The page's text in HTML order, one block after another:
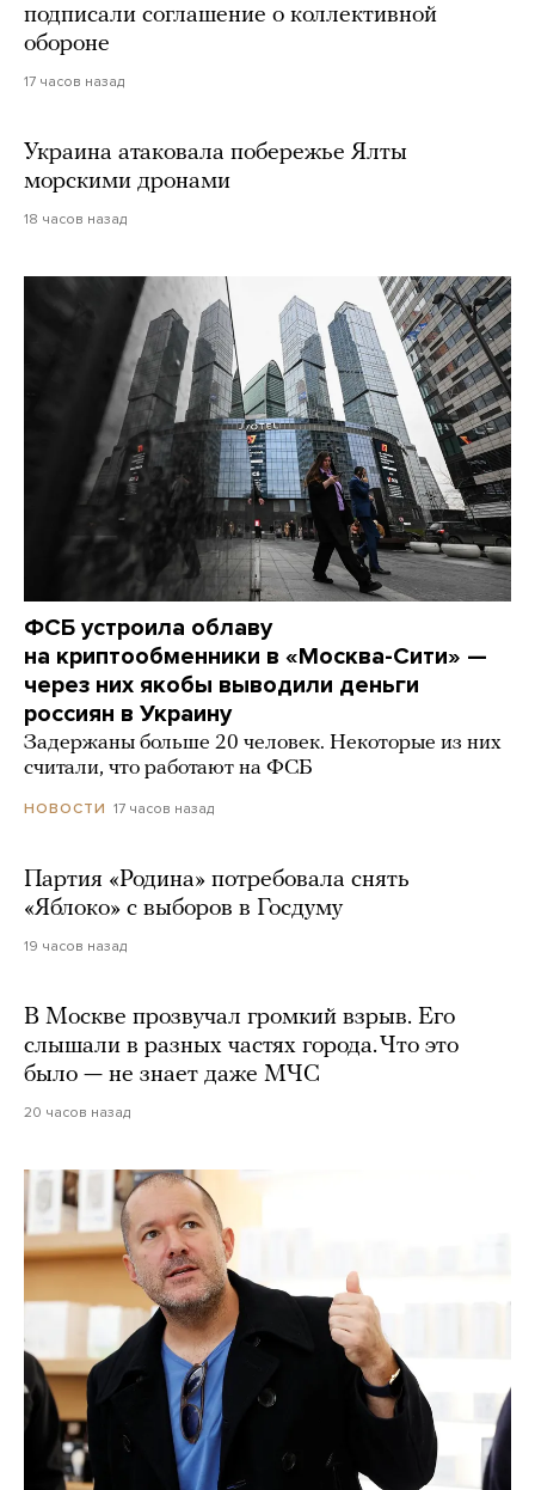
подписали соглашение о коллективной
обороне
17 часов назад
Украина атаковала побережье Ялты
морскими дронами
18 часов назад
ФСБ устроила облаву
на криптообменники в «Москва-Сити» —
через них якобы выводили деньги
россиян в Украину
Задержаны больше 20 человек. Некоторые из них
считали, что работают на ФСБ
НОВОСТИ 17 часов назад
Партия «Родина» потребовала снять
«Яблоко» с выборов в Госдуму
19 часов назад
В Москве прозвучал громкий взрыв. Его
слышали в разных частях города. Что это
было — не знает даже МЧС
20 часов назад